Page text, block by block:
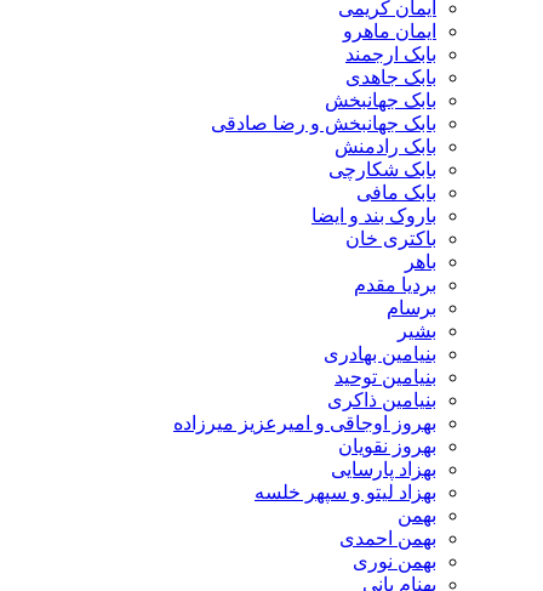
ایمان کریمی
ایمان ماهرو
بابک ارجمند
بابک جاهدی
بابک جهانبخش
بابک جهانبخش و رضا صادقی
بابک رادمنش
بابک شکارچی
بابک مافی
باروک بند و ایضا
باکتری خان
باهر
بردیا مقدم
برسام
بشیر
بنیامین بهادری
بنیامین توحید
بنیامین ذاکری
بهروز اوجاقی و امیرعزیز میرزاده
بهروز نقویان
بهزاد پارسایی
بهزاد لیتو و سپهر خلسه
بهمن
بهمن احمدی
بهمن نوری
بهنام بانی